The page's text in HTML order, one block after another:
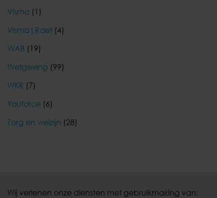
Visma (1)
Visma|Raet (4)
WAB (19)
Wetgeving (99)
WKR (7)
Youforce (6)
Zorg en welzijn (28)
Wij verlenen onze diensten met gebruikmaking van: